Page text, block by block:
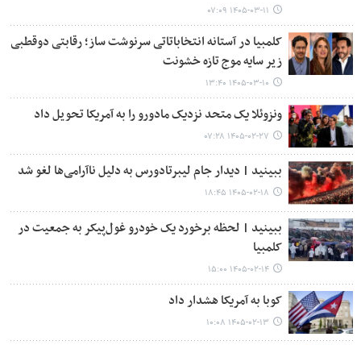
۱۴۰۵-۰۳-۱۱ ۰۷:۰۹
کلمبیا در آستانه انتخاباتاتی سرنوشت ساز؛ رقابتی دوقطبی
زیر سایه موج تازه خشونت
۱۴۰۵-۰۳-۱۰ ۱۳:۴۰
ونزوئلا یک متحد نزدیک مادورو را به آمریکا تحویل داد
۱۴۰۵-۰۲-۲۷ ۰۷:۲۸
ببینید | دیدار جام لیبرتادورس به دلیل ناآرامی‌ها لغو شد
۱۴۰۵-۰۲-۱۸ ۱۸:۴۵
ببینید | لحظه برخورد یک خودرو غول‌پیکر به جمعیت در
کلمبیا
۱۴۰۵-۰۲-۱۴ ۱۵:۰۰
کوبا به آمریکا هشدار داد
۱۴۰۵-۰۲-۱۳ ۱۰:۰۸